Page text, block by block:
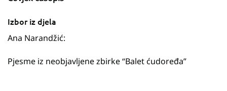
Izbor iz djela
Ana Narandžić:
Pjesme iz neobjavljene zbirke “Balet ćudoređa”